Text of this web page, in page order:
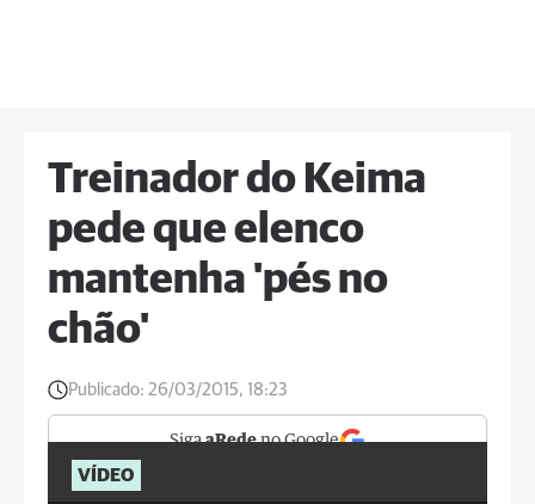
Treinador do Keima
pede que elenco
mantenha 'pés no
chão'
Publicado: 26/03/2015, 18:23
SigaaRedeno Google
VÍDEO